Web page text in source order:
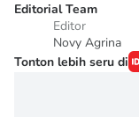
Editorial Team
Editor
Novy Agrina
Tonton lebih seru di